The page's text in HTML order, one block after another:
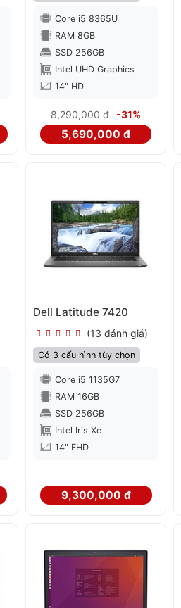
Core i5 8365U
RAM 8GB
SSD 256GB
Intel UHD Graphics
14" HD
8,290,000 đ -31%
5,690,000 đ
Dell Latitude 7420
(13 đánh giá)
Có 3 cấu hình tùy chọn
Core i5 1135G7
RAM 16GB
SSD 256GB
Intel Iris Xe
14" FHD
9,300,000 đ